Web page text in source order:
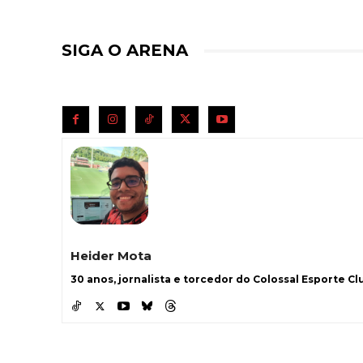
SIGA O ARENA
Heider Mota
30 anos, jornalista e torcedor do Colossal Esporte